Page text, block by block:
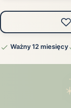
Ważny 12 miesięcy